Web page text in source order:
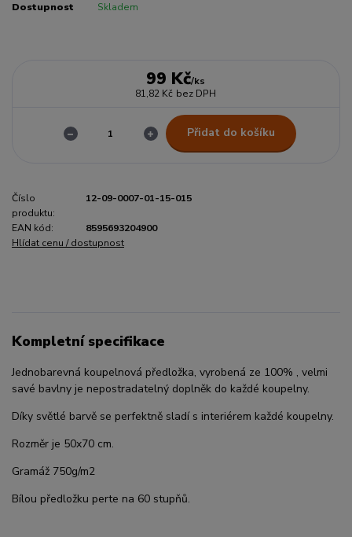
Dostupnost Skladem
99 Kč/ks
81,82 Kč bez DPH
Přidat do košíku
Číslo
produktu:
12-09-0007-01-15-015
EAN kód:
8595693204900
Hlídat cenu / dostupnost
Kompletní specifikace
Jednobarevná koupelnová předložka, vyrobená ze 100% , velmi
savé bavlny je nepostradatelný doplněk do každé koupelny.
Díky světlé barvě se perfektně sladí s interiérem každé koupelny.
Rozměr je 50x70 cm.
Gramáž 750g/m2
Bílou předložku perte na 60 stupňů.